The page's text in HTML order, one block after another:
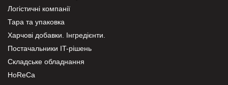
Логістичні компанії
Тара та упаковка
Харчові добавки. Інгредієнти.
Постачальники IT-рішень
Складське обладнання
HoReCa